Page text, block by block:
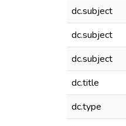
dc.subject
dc.subject
dc.subject
dc.title
dc.type